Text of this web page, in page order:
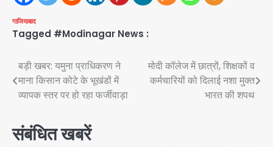
गाजियाबाद
Tagged #Modinagar News :
Post
navigation
बड़ी खबर: यमुना प्राधिकरण ने
माना किसान कोटे के भूखंडों में
व्यापक स्तर पर हो रहा फर्जीवाड़ा
मोदी कॉलेज में छात्रों, शिक्षकों व
कर्मचारियों को दिलाई नशा मुक्त
भारत की शपथ
संबंधित खबरें